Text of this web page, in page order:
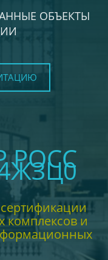
ОБЪЕКТЫ
РОСС
комплексов и